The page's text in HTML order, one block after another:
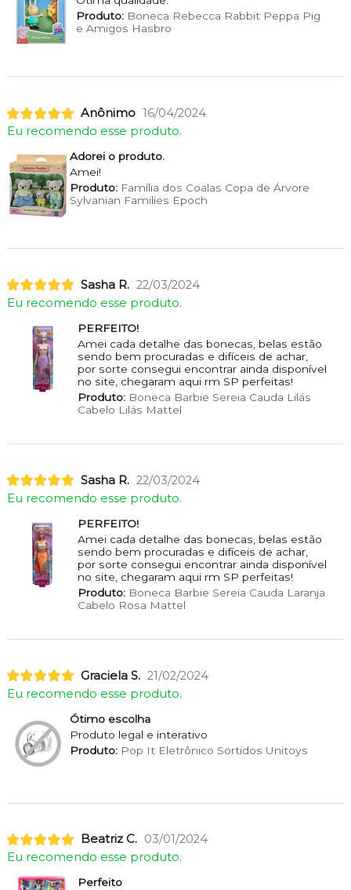
Produto:Boneca Rebecca Rabbit Peppa Pig
e Amigos Hasbro
Anônimo 16/04/2024
Eu recomendo esse produto.
Adorei o produto.
Amei!
Produto:Família dos Coalas Copa de Árvore
Sylvanian Families Epoch
Sasha R. 22/03/2024
Eu recomendo esse produto.
PERFEITO!
Amei cada detalhe das bonecas, belas estão
sendo bem procuradas e difíceis de achar,
por sorte consegui encontrar ainda disponível
no site, chegaram aqui rm SP perfeitas!
Produto:Boneca Barbie Sereia Cauda Lilás
Cabelo Lilás Mattel
Sasha R. 22/03/2024
Eu recomendo esse produto.
PERFEITO!
Amei cada detalhe das bonecas, belas estão
sendo bem procuradas e difíceis de achar,
por sorte consegui encontrar ainda disponível
no site, chegaram aqui rm SP perfeitas!
Produto:Boneca Barbie Sereia Cauda Laranja
Cabelo Rosa Mattel
Graciela S. 21/02/2024
Eu recomendo esse produto.
Ótimo escolha
Produto legal e interativo
Produto:Pop It Eletrônico Sortidos Unitoys
Beatriz C. 03/01/2024
Eu recomendo esse produto.
Perfeito